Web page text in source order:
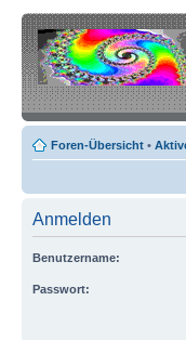
Foren-Übersicht •
Anmelden
Benutzername:
Passwort: